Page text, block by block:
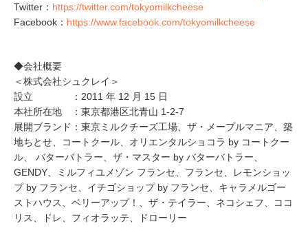
Twitter： https://twitter.com/tokyomilkcheese
Facebook： https://www.facebook.com/tokyomilkcheese
◆会社概要
＜株式会社シュクレイ＞
設立 ：2011 年 12 月 15 日
本社所在地 ：東京都港区北青山 1-2-7
展開ブランド：東京ミルクチーズ工場、ザ・メープルマニア、築
地ちとせ、コートクール、オリエンタルショコラ by コートクー
ル、 バターバトラー、ザ・マスター by バターバトラー、
GENDY、ミルフィユメゾン フランセ、フランセ、レモンショッ
プ by フランセ、イチゴショップ by フランセ、キャラメルゴー
ストハウス、ベリーアップ！、ザ・テイラー、ネコシェフ、ココ
リス、ドレ、フィオラッテ、ドローリー